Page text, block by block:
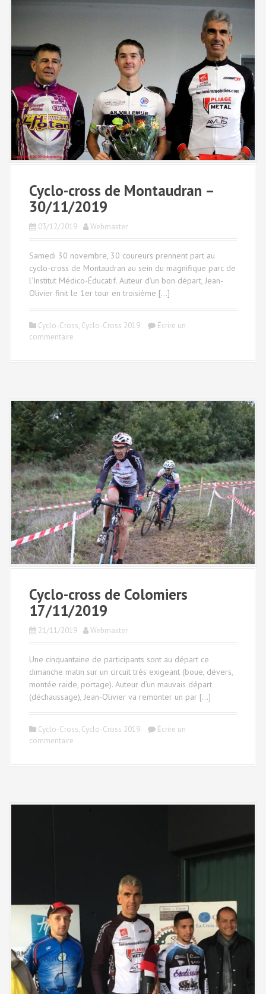
Cyclo-cross de Montaudran –
30/11/2019
03/12/2019 Webmaster
Samedi 30 novembre, 30 coureurs prennent part au
cyclo-cross de Montaudran au sein du magnifique parc de
l’Institut Médico-Éducatif. Auteur d’un bon départ, Jean-
Olivier finit le 1er tour en troisième […]
Cyclo-Cross, Cyclo-Cross 2019
Écrire un
commentaire
Cyclo-cross de Colomiers
17/11/2019
21/11/2019 Webmaster
Une cinquantaine de participants sont au départ ce
dimanche matin sur un circuit très exigeant (boue, dévers,
montée raide, portage). Auteur d’un mauvais départ
(déchaussage), Jean-Olivier va remonter un par […]
Cyclo-Cross, Cyclo-Cross 2019
Écrire un
commentaire